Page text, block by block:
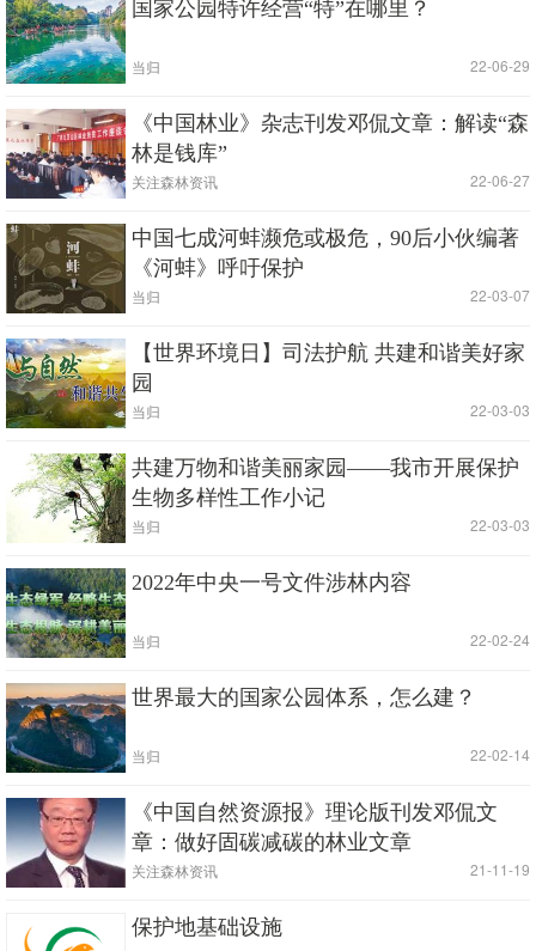
国家公园特许经营“特”在哪里？
当归 | 22-06-29
《中国林业》杂志刊发邓侃文章：解读“森
林是钱库”
关注森林资讯 | 22-06-27
中国七成河蚌濒危或极危，90后小伙编著
《河蚌》呼吁保护
当归 | 22-03-07
【世界环境日】司法护航 共建和谐美好家
园
当归 | 22-03-03
共建万物和谐美丽家园——我市开展保护
生物多样性工作小记
当归 | 22-03-03
2022年中央一号文件涉林内容
当归 | 22-02-24
世界最大的国家公园体系，怎么建？
当归 | 22-02-14
《中国自然资源报》理论版刊发邓侃文
章：做好固碳减碳的林业文章
关注森林资讯 | 21-11-19
保护地基础设施